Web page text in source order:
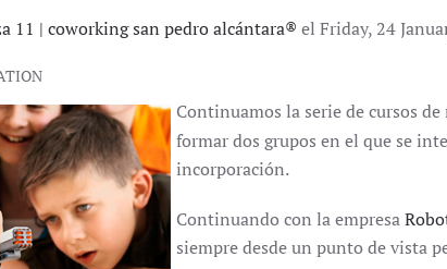
11 | coworking san pedro alcántara® el Friday, 24
Continuamos la serie de cursos
formar dos grupos en el que se
incorporación.
Continuando con la empresa
siempre desde un punto de vista